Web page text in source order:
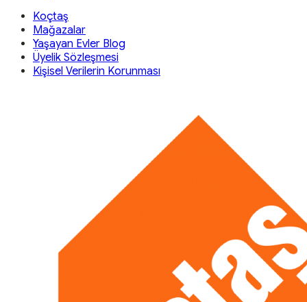
Koçtaş
Mağazalar
Yaşayan Evler Blog
Üyelik Sözleşmesi
Kişisel Verilerin Korunması